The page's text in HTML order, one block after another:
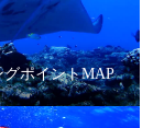
グポイントMAP